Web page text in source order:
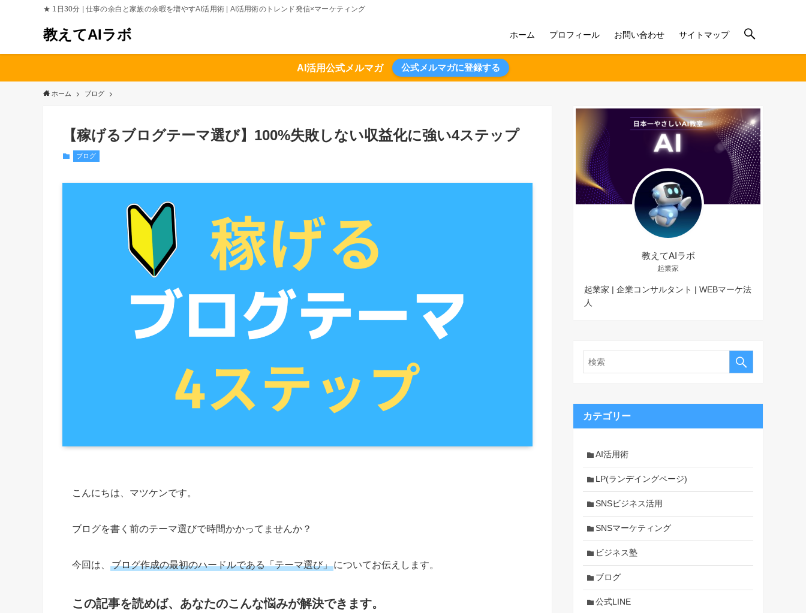
★ 1日30分 | 仕事の余白と家族の余暇を増やすAI活用術 | AI活用術のトレンド発信×マーケティング
教えてAIラボ ホーム プロフィール お問い合わせ サイトマップ
AI活用公式メルマガ 公式メルマガに登録する
ホーム ブログ
【稼げるブログテーマ選び】100%失敗しない収益化に強い4ステップ
ブログ
こんにちは、マツケンです。
ブログを書く前のテーマ選びで時間かかってませんか？
今回は、 ブログ作成の最初のハードルである「テーマ選び」についてお伝えします。
この記事を読めば、あなたのこんな悩みが解決できます。
教えてAIラボ
起業家
起業家 | 企業コンサルタント | WEBマーケ法
人
カテゴリー
AI活用術
LP(ランデイングページ)
SNSビジネス活用
SNSマーケティング
ビジネス塾
ブログ
公式LINE